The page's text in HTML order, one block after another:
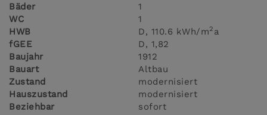
Bäder
1
WC
1
HWB
D, 110.6 kWh/m2 a
fGEE
D, 1,82
Baujahr
1912
Bauart
Altbau
Zustand
modernisiert
Hauszustand
modernisiert
Beziehbar
sofort